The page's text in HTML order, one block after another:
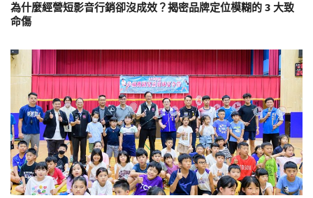
為什麼經營短影音行銷卻沒成效？揭密品牌定位模糊的 3 大致
命傷